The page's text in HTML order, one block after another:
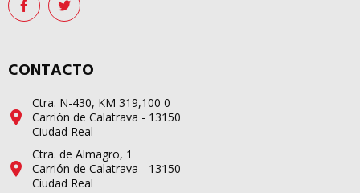
CONTACTO
Ctra. N-430, KM 319,100 0
Carrión de Calatrava - 13150
Ciudad Real
Ctra. de Almagro, 1
Carrión de Calatrava - 13150
Ciudad Real